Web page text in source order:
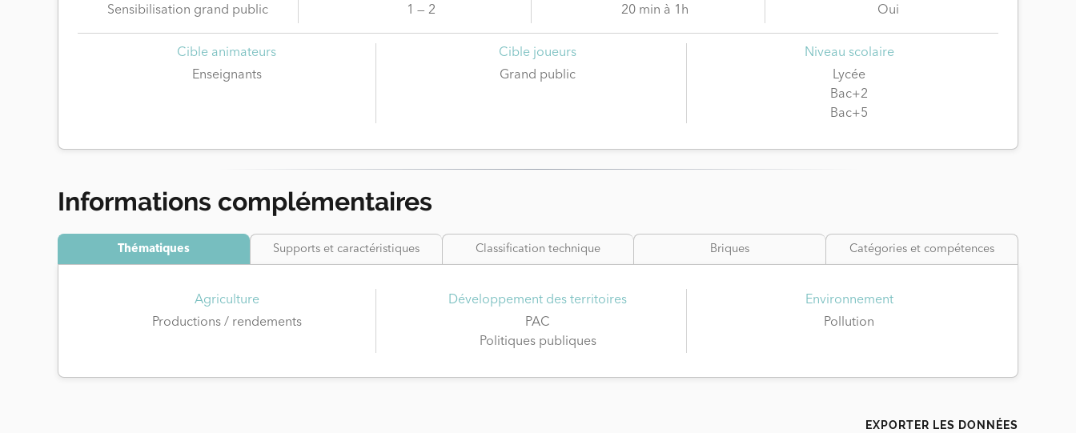
Sensibilisation grand public
1 — 2
20 min à 1h
Oui
Cible animateurs
Enseignants
Cible joueurs
Grand public
Niveau scolaire
Lycée
Bac+2
Bac+5
Informations complémentaires
Thématiques Supports et caractéristiques Classification technique Briques Catégories et compétences
Agriculture
Productions / rendements
Développement des territoires
PAC
Politiques publiques
Environnement
Pollution
EXPORTER LES DONNÉES